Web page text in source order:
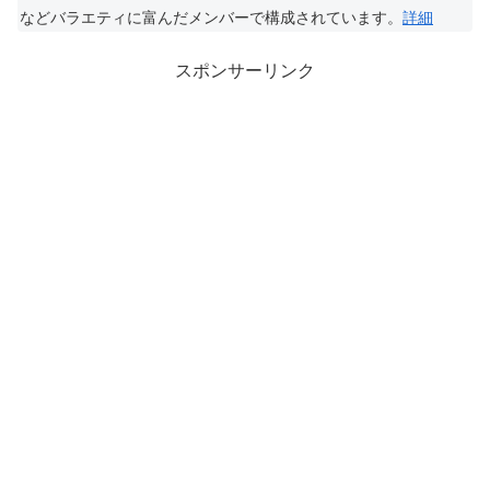
などバラエティに富んだメンバーで構成されています。 詳細
スポンサーリンク